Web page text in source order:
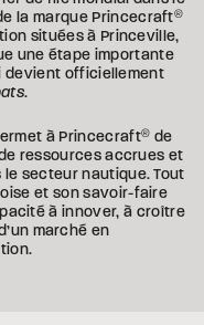
la marque Princecraft®
situées à Princeville,
une étape importante
devient officiellement
.
à Princecraft® de
ressources accrues et
secteur nautique. Tout
et son savoir-faire
à innover, à croître
marché en